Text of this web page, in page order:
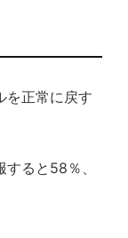
を正常に戻す
ると58％、